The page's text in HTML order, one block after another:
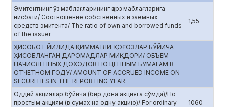
Эмитентнинг ўз маблағларининг қарз маблағларига
нисбати/ Соотношение собственных и заемных
средств эмитента/ The ratio of own and borrowed funds
of the issuer
1,55
ҲИСОБОТ ЙИЛИДА ҚИММАТЛИ ҚОҒОЗЛАР БЎЙИЧА
ҲИСОБЛАНГАН ДАРОМАДЛАР МИҚДОРИ/ ОБЪЕМ
НАЧИСЛЕННЫХ ДОХОДОВ ПО ЦЕННЫМ БУМАГАМ В
ОТЧЕТНОМ ГОДУ/ AMOUNT OF ACCRUED INCOME ON
SECURITIES IN THE REPORTING YEAR
Оддий акциялар бўйича (бир дона акцияга сўмда)/По
простым акциям (в сумах на одну акцию)/ For ordinary
1060